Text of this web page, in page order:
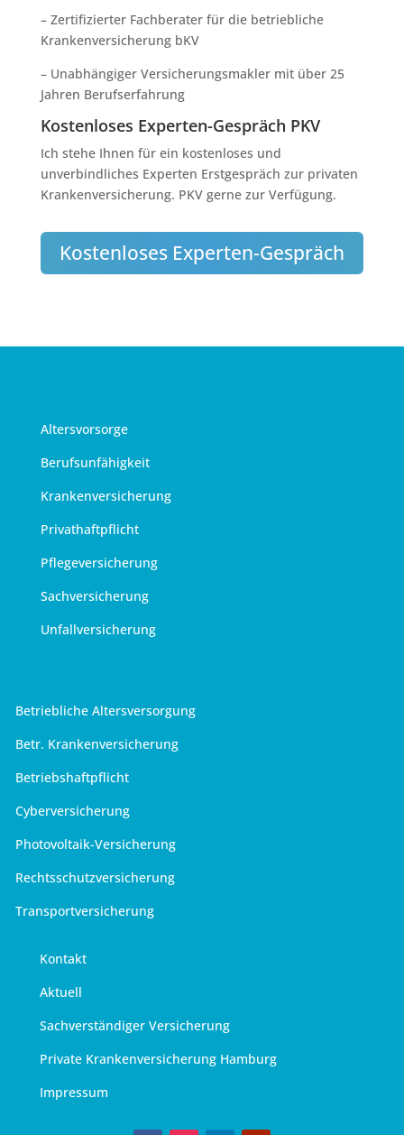
– Zertifizierter Fachberater für die betriebliche
Krankenversicherung bKV
– Unabhängiger Versicherungsmakler mit über 25
Jahren Berufserfahrung
Kostenloses Experten-Gespräch PKV
Ich stehe Ihnen für ein kostenloses und
unverbindliches Experten Erstgespräch zur privaten
Krankenversicherung. PKV gerne zur Verfügung.
Kostenloses Experten-Gespräch
Altersvorsorge
Berufsunfähigkeit
Krankenversicherung
Privathaftpflicht
Pflegeversicherung
Sachversicherung
Unfallversicherung
Betriebliche Altersversorgung
Betr. Krankenversicherung
Betriebshaftpflicht
Cyberversicherung
Photovoltaik-Versicherung
Rechtsschutzversicherung
Transportversicherung
Kontakt
Aktuell
Sachverständiger Versicherung
Private Krankenversicherung Hamburg
Impressum